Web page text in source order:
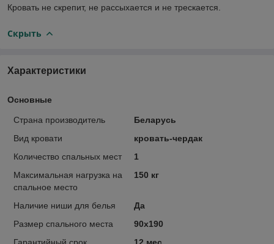
Кровать не скрепит, не рассыхается и не трескается.
Скрыть
Характеристики
Основные
Страна производитель
Беларусь
Вид кровати
кровать-чердак
Количество спальных мест
1
Максимальная нагрузка на
спальное место
150 кг
Наличие ниши для белья
Да
Размер спального места
90х190
Гарантийный срок
12 мес